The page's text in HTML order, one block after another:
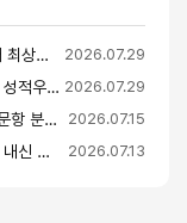
명석학원 성적 우수자 통계 대공개! 국어·영어 최상위권의 비밀 2026.07.29
결과로 증명합니다: 명석학원 2026년 1학기 성적우수자 명단 공개 2026.07.29
2026년 경일고 1학년 1학기 영어 기말고사 문항 분석 및 총평 2026.07.15
2026 성수고3 1학기 기말 국어(화법과작문) 내신 분석 및 경향 2026.07.13